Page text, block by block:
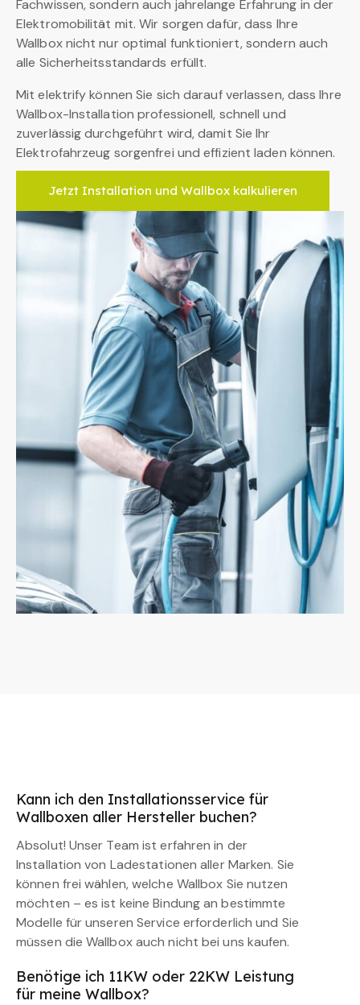
Fachwissen, sondern auch jahrelange Erfahrung in der
Elektromobilität mit. Wir sorgen dafür, dass Ihre
Wallbox nicht nur optimal funktioniert, sondern auch
alle Sicherheitsstandards erfüllt.
Mit elektrify können Sie sich darauf verlassen, dass Ihre
Wallbox-Installation professionell, schnell und
zuverlässig durchgeführt wird, damit Sie Ihr
Elektrofahrzeug sorgenfrei und effizient laden können.
Jetzt Installation und Wallbox kalkulieren
Kann ich den Installationsservice für
Wallboxen aller Hersteller buchen?
Absolut! Unser Team ist erfahren in der
Installation von Ladestationen aller Marken. Sie
können frei wählen, welche Wallbox Sie nutzen
möchten – es ist keine Bindung an bestimmte
Modelle für unseren Service erforderlich und Sie
müssen die Wallbox auch nicht bei uns kaufen.
Benötige ich 11KW oder 22KW Leistung
für meine Wallbox?